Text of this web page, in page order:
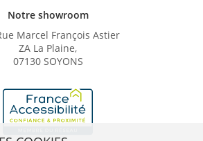
Notre showroom
Marcel François Astier
ZA La Plaine,
07130 SOYONS